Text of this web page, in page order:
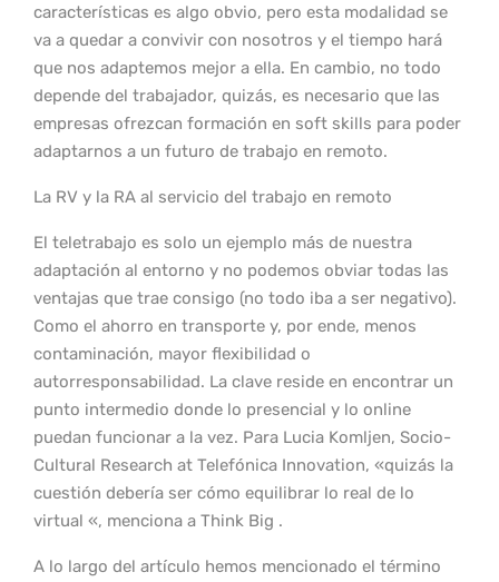
características es algo obvio, pero esta modalidad se
va a quedar a convivir con nosotros y el tiempo hará
que nos adaptemos mejor a ella. En cambio, no todo
depende del trabajador, quizás, es necesario que las
empresas ofrezcan formación en soft skills para poder
adaptarnos a un futuro de trabajo en remoto.
La RV y la RA al servicio del trabajo en remoto
El teletrabajo es solo un ejemplo más de nuestra
adaptación al entorno y no podemos obviar todas las
ventajas que trae consigo (no todo iba a ser negativo).
Como el ahorro en transporte y, por ende, menos
contaminación, mayor flexibilidad o
autorresponsabilidad. La clave reside en encontrar un
punto intermedio donde lo presencial y lo online
puedan funcionar a la vez. Para Lucia Komljen, Socio-
Cultural Research at Telefónica Innovation, «quizás la
cuestión debería ser cómo equilibrar lo real de lo
virtual «, menciona a Think Big .
A lo largo del artículo hemos mencionado el término